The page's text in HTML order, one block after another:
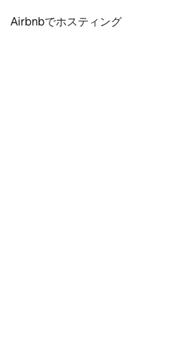
Airbnbでホスティング